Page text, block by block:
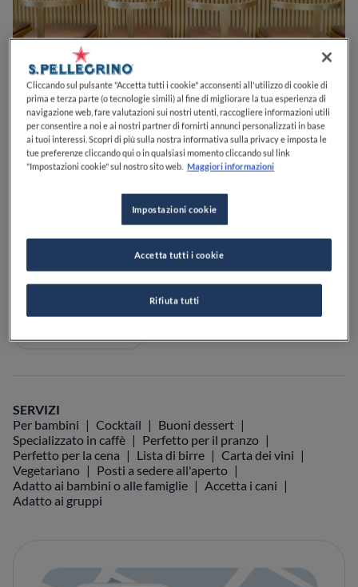
0 0 0 0 0
Piazza Carlo Mirabello, 520121MilanoMIItalia
VEDI SULLA MAPPA
SERVIZI
Per bambini
Cocktail
Buoni dessert
Specializzato in caffè
Perfetto per il pranzo
Perfetto per la cena
Lista di birre
Carta dei vini
Vegetariano
Posti a sedere all'aperto
Adatto ai bambini o alle famiglie
Accetta i cani
Adatto ai gruppi
Cliccando sul pulsante "Accetta tutti i cookie" acconsenti all'utilizzo di cookie di
prima e terza parte (o tecnologie simili) al fine di migliorare la tua esperienza di
navigazione web, fare valutazioni sui nostri utenti, raccogliere informazioni utili
per consentire a noi e ai nostri partner di fornirti annunci personalizzati in base
ai tuoi interessi. Scopri di più sulla nostra informativa sulla privacy e imposta le
tue preferenze cliccando qui o in qualsiasi momento cliccando sul link
"Impostazioni cookie" sul nostro sito web. Maggiori informazioni
Impostazioni cookie
Rifiuta tutti
Accetta tutti i cookie